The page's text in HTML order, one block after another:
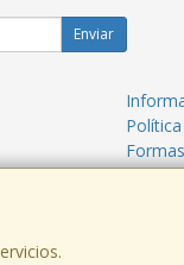
Enviar